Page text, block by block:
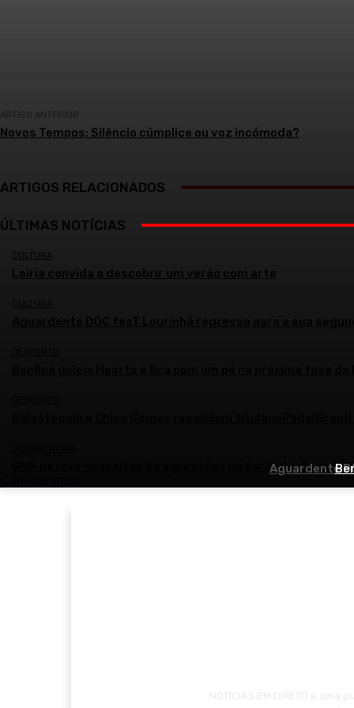
ARTIGO ANTERIOR
Novos Tempos: Silêncio cúmplice ou voz incómoda?
ARTIGOS RELACIONADOS
Aguardente
ÚLTIMAS NOTÍCIAS
CULTURA
Leiria convida a descobrir um verão com arte
GNR deteve suspeitos de agressões na Sardinha Assada